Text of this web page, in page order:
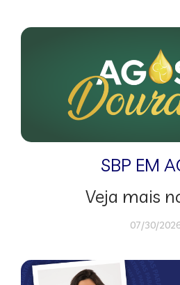
SBP EM
Veja mais
07/30/